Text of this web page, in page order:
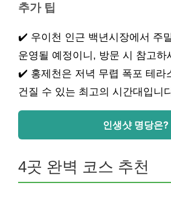
추가 팁
✔️ 우이천 인근 백년시장에서 주
운영될 예정이니, 방문 시 참고하
✔️ 홍제천은 저녁 무렵 폭포 테라
건질 수 있는 최고의 시간대입니
인생샷 명당은?
4곳 완벽 코스 추천